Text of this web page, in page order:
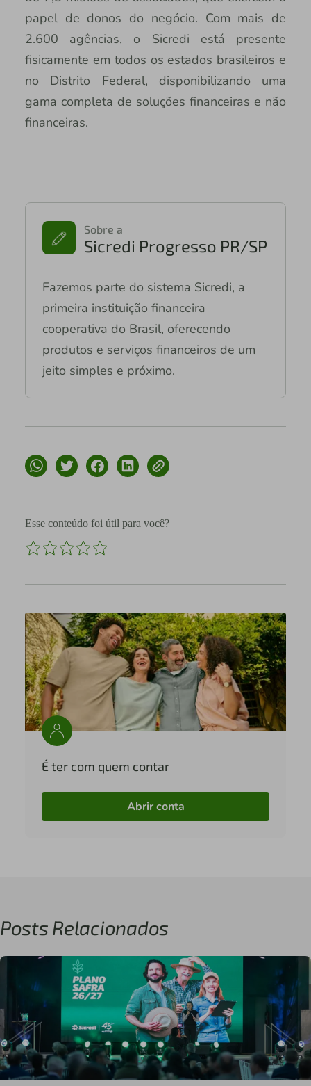
papel de donos do negócio. Com mais de
2.600 agências, o Sicredi está presente
fisicamente em todos os estados brasileiros e
no Distrito Federal, disponibilizando uma
gama completa de soluções financeiras e não
financeiras.
Sobre a
Sicredi Progresso PR/SP
Fazemos parte do sistema Sicredi, a
primeira instituição financeira
cooperativa do Brasil, oferecendo
produtos e serviços financeiros de um
jeito simples e próximo.
Esse conteúdo foi útil para você?
É ter com quem contar
Abrir conta
Posts Relacionados